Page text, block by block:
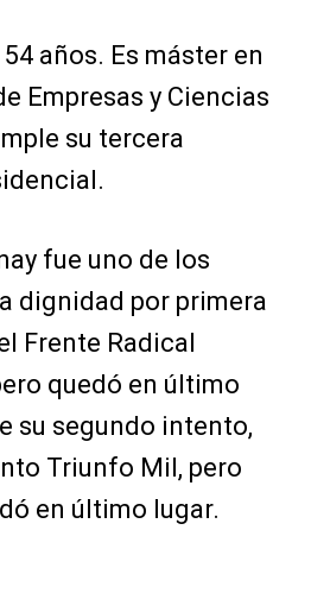
años. Es máster en
Empresas y Ciencias
su tercera
fue uno de los
dignidad por primera
Frente Radical
quedó en último
su segundo intento,
Triunfo Mil, pero
en último lugar.